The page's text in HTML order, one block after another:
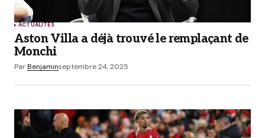
ACTUALITÉS
Aston Villa a déjà trouvé le remplaçant de
Monchi
ParBenjaminseptembre 24, 2025